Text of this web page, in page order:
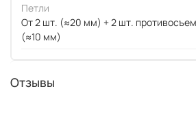
Петли
От 2 шт. (≈20 мм) + 2 шт.
(≈10 мм)
Отзывы